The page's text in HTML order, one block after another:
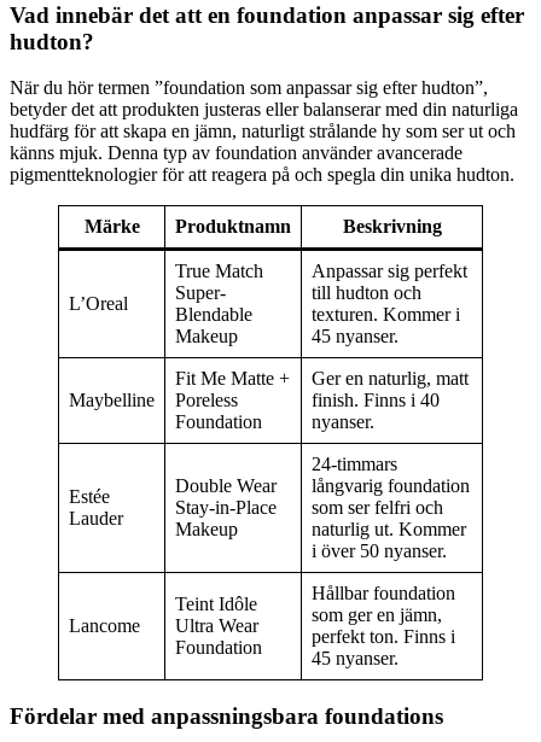
Vad innebär det att en foundation anpassar sig efter
hudton?
När du hör termen ”foundation som anpassar sig efter hudton”,
betyder det att produkten justeras eller balanserar med din naturliga
hudfärg för att skapa en jämn, naturligt strålande hy som ser ut och
känns mjuk. Denna typ av foundation använder avancerade
pigmentteknologier för att reagera på och spegla din unika hudton.
Märke Produktnamn Beskrivning
L’Oreal
True Match
Super-
Blendable
Makeup
Anpassar sig perfekt
till hudton och
texturen. Kommer i
45 nyanser.
Maybelline
Fit Me Matte +
Poreless
Foundation
Ger en naturlig, matt
finish. Finns i 40
nyanser.
Estée
Lauder
Double Wear
Stay-in-Place
Makeup
24-timmars
långvarig foundation
som ser felfri och
naturlig ut. Kommer
i över 50 nyanser.
Lancome
Teint Idôle
Ultra Wear
Foundation
Hållbar foundation
som ger en jämn,
perfekt ton. Finns i
45 nyanser.
Fördelar med anpassningsbara foundations